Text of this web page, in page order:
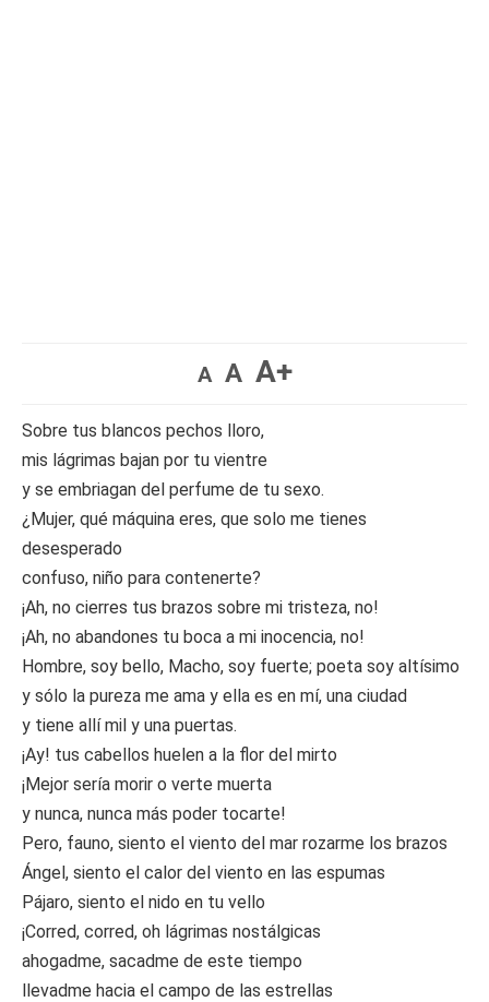
A A A+
Sobre tus blancos pechos lloro,
mis lágrimas bajan por tu vientre
y se embriagan del perfume de tu sexo.
¿Mujer, qué máquina eres, que solo me tienes
desesperado
confuso, niño para contenerte?
¡Ah, no cierres tus brazos sobre mi tristeza, no!
¡Ah, no abandones tu boca a mi inocencia, no!
Hombre, soy bello, Macho, soy fuerte; poeta soy altísimo
y sólo la pureza me ama y ella es en mí, una ciudad
y tiene allí mil y una puertas.
¡Ay! tus cabellos huelen a la flor del mirto
¡Mejor sería morir o verte muerta
y nunca, nunca más poder tocarte!
Pero, fauno, siento el viento del mar rozarme los brazos
Ángel, siento el calor del viento en las espumas
Pájaro, siento el nido en tu vello
¡Corred, corred, oh lágrimas nostálgicas
ahogadme, sacadme de este tiempo
llevadme hacia el campo de las estrellas